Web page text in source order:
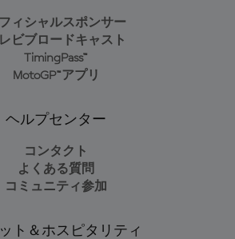
ィシャルスポンサー
ビブロードキャスト
TimingPass™
MotoGP™アプリ
ヘルプセンター
コンタクト
よくある質問
コミュニティ参加
ト＆ホスピタリティ